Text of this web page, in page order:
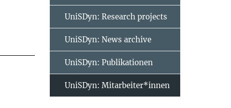
UniSDyn: Research projects
UniSDyn: News archive
UniSDyn: Publikationen
UniSDyn: Mitarbeiter*innen